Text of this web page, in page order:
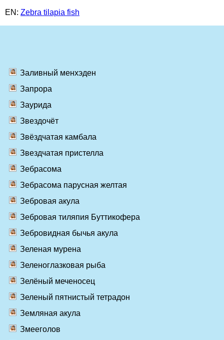
EN: Zebra tilapia fish
Заливный менхэден
Запрора
Заурида
Звездочёт
Звёздчатая камбала
Звездчатая пристелла
Зебрасома
Зебрасома парусная желтая
Зебровая акула
Зебровая тиляпия Буттикофера
Зебровидная бычья акула
Зеленaя муренa
Зеленоглазковая рыба
Зелёный меченосец
Зеленый пятнистый тетрадон
Земляная акула
Змееголов